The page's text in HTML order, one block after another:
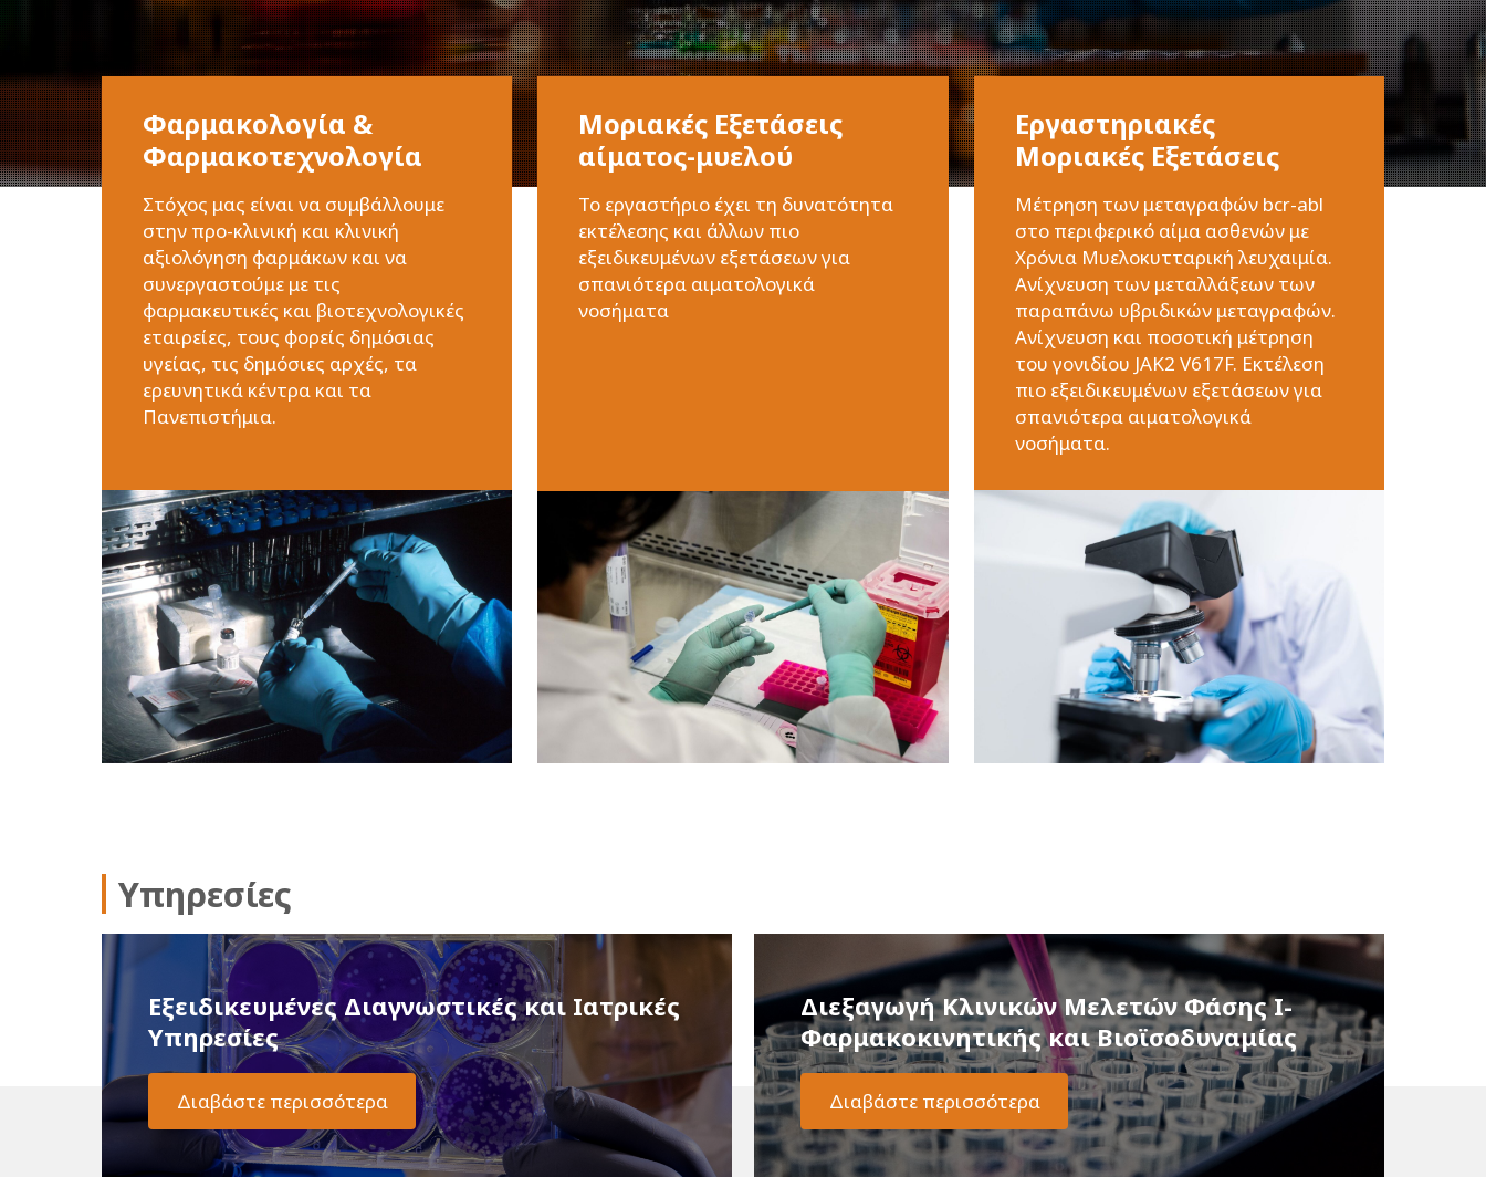
Φαρμακολογία &
Φαρμακοτεχνολογία
Στόχος μας είναι να συμβάλλουμε
στην προ-κλινική και κλινική
αξιολόγηση φαρμάκων και να
συνεργαστούμε με τις
φαρμακευτικές και βιοτεχνολογικές
εταιρείες, τους φορείς δημόσιας
υγείας, τις δημόσιες αρχές, τα
ερευνητικά κέντρα και τα
Πανεπιστήμια.
Μοριακές Εξετάσεις
αίματος-μυελού
Το εργαστήριο έχει τη δυνατότητα
εκτέλεσης και άλλων πιο
εξειδικευμένων εξετάσεων για
σπανιότερα αιματολογικά
νοσήματα
Εργαστηριακές
Μοριακές Εξετάσεις
Μέτρηση των μεταγραφών bcr-abl
στο περιφερικό αίμα ασθενών με
Χρόνια Μυελοκυτταρική λευχαιμία.
Ανίχνευση των μεταλλάξεων των
παραπάνω υβριδικών μεταγραφών.
Ανίχνευση και ποσοτική μέτρηση
του γονιδίου JAK2 V617F. Εκτέλεση
πιο εξειδικευμένων εξετάσεων για
σπανιότερα αιματολογικά
νοσήματα.
Υπηρεσίες
Εξειδικευμένες Διαγνωστικές και Ιατρικές
Υπηρεσίες
Διαβάστε περισσότερα
Διεξαγωγή Κλινικών Μελετών Φάσης Ι-
Φαρμακοκινητικής και Βιοϊσοδυναμίας
Διαβάστε περισσότερα